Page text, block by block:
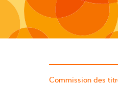
Commission des